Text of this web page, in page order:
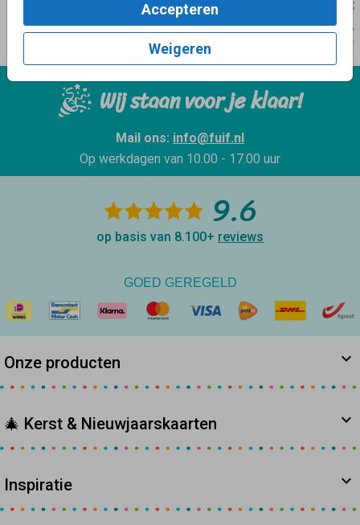
Accepteren
Weigeren
Wij staan voor je klaar!
Mail ons: info@fuif.nl
Op werkdagen van 10.00 - 17.00 uur
9.6
op basis van 8.100+ reviews
GOED GEREGELD
Onze producten
🎄 Kerst & Nieuwjaarskaarten
Inspiratie